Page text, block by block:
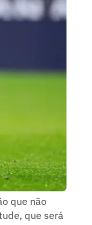
que não
que será